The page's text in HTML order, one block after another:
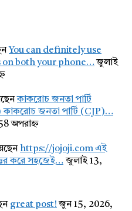
You can definitely use
both your phone… জুলাই
কাকরোচ জনতা পার্টি
জনতা পার্টি (CJP)…
অপরাহ্ন
https://jojoji.com এই
করে সহজেই… জুলাই 13,
great post! জুন 15, 2026,